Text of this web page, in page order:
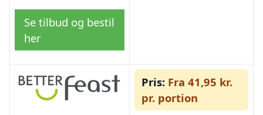
Se tilbud og bestil
her
Pris: Fra 41,95 kr.
pr. portion